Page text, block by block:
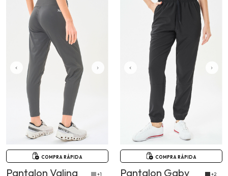
COMPRA RÁPIDA
Pantalon Valina +1
COMPRA RÁPIDA
Pantalon Gaby +2